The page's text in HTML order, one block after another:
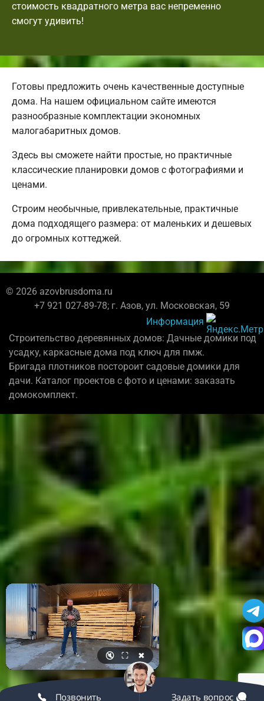
стоимость квадратного метра вас непременно
смогут удивить!
Готовы предложить очень качественные доступные
дома. На нашем официальном сайте имеются
разнообразные комплектации экономных
малогабаритных домов.
Здесь вы сможете найти простые, но практичные
классические планировки домов с фотографиями и
ценами.
Строим необычные, привлекательные, практичные
дома подходящего размера: от маленьких и дешевых
до огромных коттеджей.
© 2026 azovbrusdoma.ru
+7 921 027-89-78; г. Азов, ул. Московская, 59
Информация
Строительство деревянных домов: Дачные домики под
усадку, каркасные дома под ключ для пмж.
Бригада плотников постороит садовые домики для
дачи. Каталог проектов с фото и ценами: заказать
домокомплект.
🔇 ⛶ ✖
Позвонить Задать вопрос